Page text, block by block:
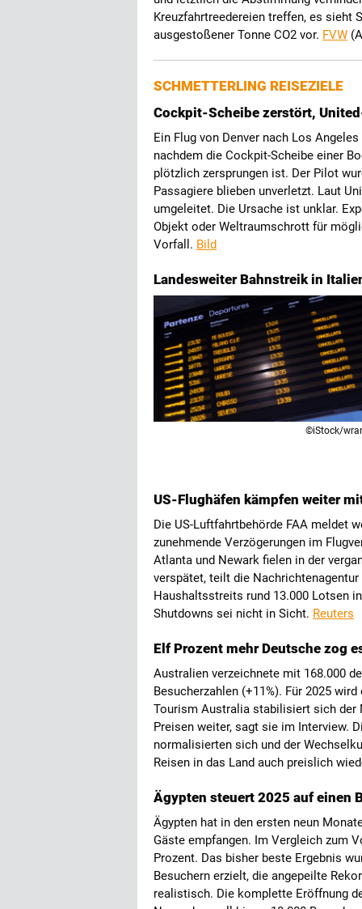
Kreuzfahrtreedereien treffen, es sieht
ausgestoßener Tonne CO2 vor. FVW
SCHMETTERLING REISEZIELE
Cockpit-Scheibe zerstört,
Ein Flug von Denver nach Los
nachdem die Cockpit-Scheibe einer
plötzlich zersprungen ist. Der Pilot
Passagiere blieben unverletzt. Laut
umgeleitet. Die Ursache ist unklar.
Objekt oder Weltraumschrott für
Vorfall. Bild
Landesweiter Bahnstreik in
©iStock/
US-Flughäfen kämpfen weiter
Die US-Luftfahrtbehörde FAA meldet
zunehmende Verzögerungen im
Atlanta und Newark fielen in der
verspätet, teilt die
Haushaltsstreits rund 13.000 Lotsen
Shutdowns sei nicht in Sicht. Reuters
Elf Prozent mehr Deutsche zog
Australien verzeichnete mit 168.000
Besucherzahlen (+11%). Für 2025
Tourism Australia stabilisiert sich der
Preisen weiter, sagt sie im Interview.
normalisierten sich und der
Reisen in das Land auch preislich
Ägypten steuert 2025 auf einen
Ägypten hat in den ersten neun
Gäste empfangen. Im Vergleich zum
Prozent. Das bisher beste Ergebnis
Besuchern erzielt, die angepeilte
realistisch. Die komplette Eröffnung